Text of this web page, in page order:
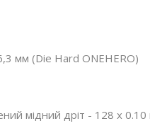
мм (Die Hard ONEHERO)
мідний дріт - 128 x 0.10